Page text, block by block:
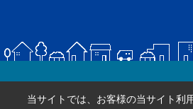
当サイトでは、お客様の当サイト利